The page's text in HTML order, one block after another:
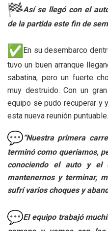
Así se llegó con el
de la partida este fin de
En su desembarco
tuvo un buen arranque
sabatina, pero un fuerte
muy destruido. Con un
equipo se pudo recuperar y
esta nueva reunión puntuable.
“Nuestra primera
terminó como queríamos,
conociendo el auto y el
mantenernos y terminar,
sufrí varios choques y
El equipo trabajó